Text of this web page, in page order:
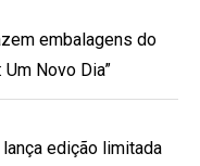
embalagens do
Novo Dia”
edição limitada